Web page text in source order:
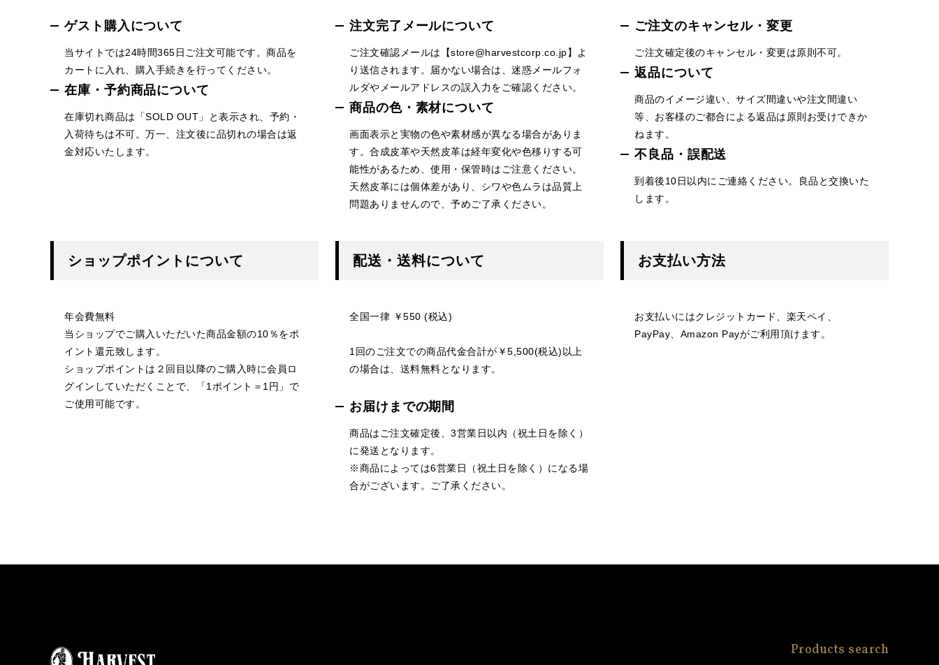
ゲスト購入について
当サイトでは24時間365日ご注文可能です。商品を
カートに入れ、購入手続きを行ってください。
在庫・予約商品について
在庫切れ商品は「SOLD OUT」と表示され、予約・
入荷待ちは不可。万一、注文後に品切れの場合は返
金対応いたします。
注文完了メールについて
ご注文確認メールは【store@harvestcorp.co.jp】よ
り送信されます。届かない場合は、迷惑メールフォ
ルダやメールアドレスの誤入力をご確認ください。
商品の色・素材について
画面表示と実物の色や素材感が異なる場合がありま
す。合成皮革や天然皮革は経年変化や色移りする可
能性があるため、使用・保管時はご注意ください。
天然皮革には個体差があり、シワや色ムラは品質上
問題ありませんので、予めご了承ください。
ご注文のキャンセル・変更
ご注文確定後のキャンセル・変更は原則不可。
返品について
商品のイメージ違い、サイズ間違いや注文間違い
等、お客様のご都合による返品は原則お受けできか
ねます。
不良品・誤配送
到着後10日以内にご連絡ください。良品と交換いた
します。
ショップポイントについて
年会費無料
当ショップでご購入いただいた商品金額の10％をポ
イント還元致します。
ショップポイントは２回目以降のご購入時に会員ロ
グインしていただくことで、「1ポイント＝1円」で
ご使用可能です。
配送・送料について
全国一律 ￥550 (税込)
1回のご注文での商品代金合計が￥5,500(税込)以上
の場合は、送料無料となります。
お届けまでの期間
商品はご注文確定後、3営業日以内（祝土日を除く）
に発送となります。
※商品によっては6営業日（祝土日を除く）になる場
合がございます。ご了承ください。
お支払い方法
お支払いにはクレジットカード、楽天ペイ、
PayPay、Amazon Payがご利用頂けます。
Products search